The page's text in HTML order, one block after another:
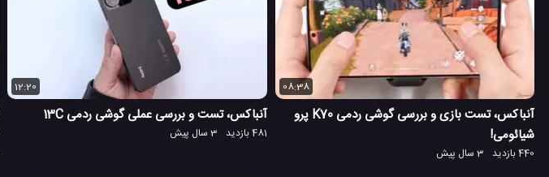
08:38
آنباکس، تست بازی و بررسی گوشی ردمی K70 پرو
شیائومی!
440 بازدید 3 سال پیش
12:20
آنباکس، تست و بررسی عملی گوشی ردمی 13C
481 بازدید 3 سال پیش